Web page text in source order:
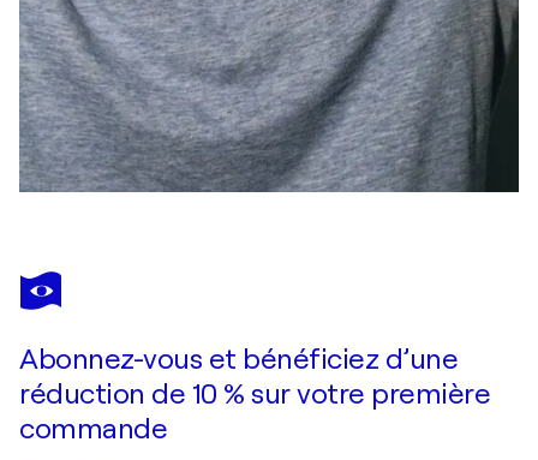
Abonnez-vous et bénéficiez d’une
réduction de 10 % sur votre première
commande